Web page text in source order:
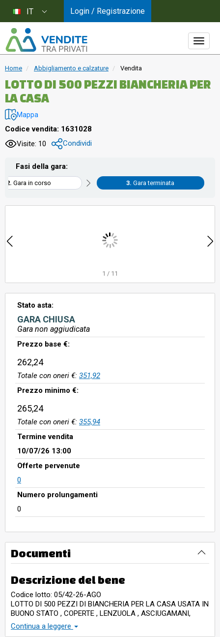
Home Abbigliamento e calzature Vendita
LOTTO DI 500 PEZZI BIANCHERIA PER
LA CASA
Mappa
Codice vendita: 1631028
Visite: 10
Condividi
Fasi della gara:
Gara in corso Gara terminata
1 / 11
Stato asta:
GARA CHIUSA
Gara non aggiudicata
Prezzo base €:
262,24
Totale con oneri €: 351,92
Prezzo minimo €:
265,24
Totale con oneri €: 355,94
Termine vendita
10/07/26 13:00
Offerte pervenute
0
Numero prolungamenti
0
Documenti
Descrizione del bene
Codice lotto: 05/42-26-AGO
LOTTO DI 500 PEZZI DI BIANCHERIA PER LA CASA USATA IN
BUONO STATO , COPERTE , LENZUOLA , ASCIUGAMANI,
ACCAPPATOI, DIVISA PER TIPOLOGIA
LE FOTO SONO INDICATIVE NON FANNO FEDE ALLO STOCK
Continua a leggere
IT Login / Registrazione